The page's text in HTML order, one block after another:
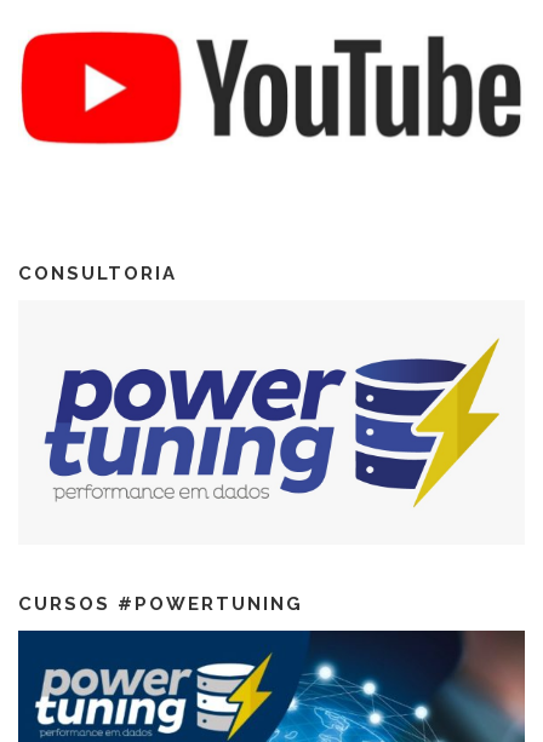
CONSULTORIA
CURSOS #POWERTUNING